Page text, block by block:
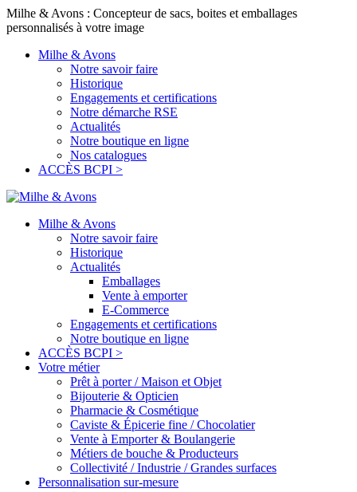
Milhe & Avons : Concepteur de sacs, boites et emballages
personnalisés à votre image
Milhe & Avons
Notre savoir faire
Historique
Engagements et certifications
Notre démarche RSE
Actualités
Notre boutique en ligne
Nos catalogues
ACCÈS BCPI >
Milhe & Avons
Notre savoir faire
Historique
Actualités
Emballages
Vente à emporter
E-Commerce
Engagements et certifications
Notre boutique en ligne
ACCÈS BCPI >
Votre métier
Prêt à porter / Maison et Objet
Bijouterie & Opticien
Pharmacie & Cosmétique
Caviste & Épicerie fine / Chocolatier
Vente à Emporter & Boulangerie
Métiers de bouche & Producteurs
Collectivité / Industrie / Grandes surfaces
Personnalisation sur-mesure